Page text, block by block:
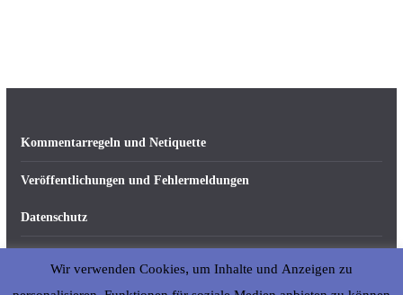
Kommentarregeln und Netiquette
Veröffentlichungen und Fehlermeldungen
Datenschutz
Impressum
Wir verwenden Cookies, um Inhalte und Anzeigen zu